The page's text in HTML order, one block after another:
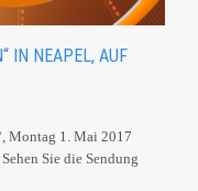
IN NEAPEL, AUF
Montag 1. Mai 2017
Sie die Sendung